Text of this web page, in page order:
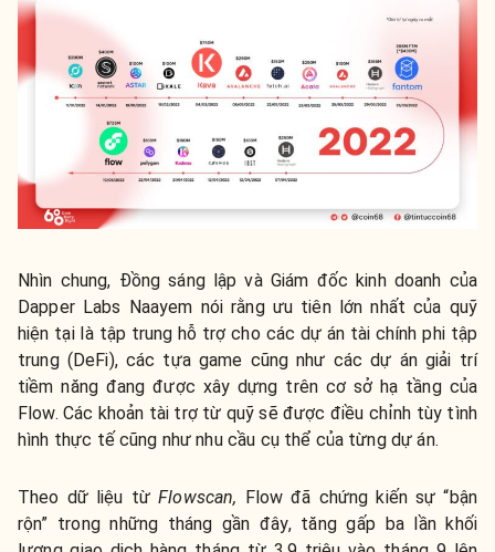
Nhìn chung, Đồng sáng lập và Giám đốc kinh doanh của
Dapper Labs Naayem nói rằng ưu tiên lớn nhất của quỹ
hiện tại là tập trung hỗ trợ cho các dự án tài chính phi tập
trung (DeFi), các tựa game cũng như các dự án giải trí
tiềm năng đang được xây dựng trên cơ sở hạ tầng của
Flow. Các khoản tài trợ từ quỹ sẽ được điều chỉnh tùy tình
hình thực tế cũng như nhu cầu cụ thể của từng dự án.
Theo dữ liệu từFlowscan, Flow đã chứng kiến ​​sự “bận
rộn” trong những tháng gần đây, tăng gấp ba lần khối